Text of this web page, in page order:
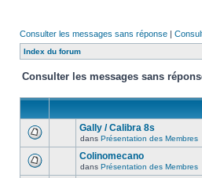
Consulter les messages sans réponse |
Index du forum
Consulter les messages sans
Gally / Calibra 8s
dans Présentation des Membres
Colinomecano
dans Présentation des Membres